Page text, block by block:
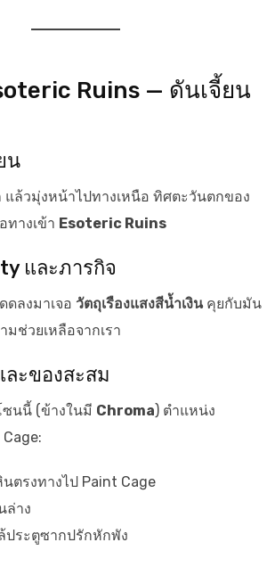
Ruins — ดันเจี้ยน
น
ล้วมุ่งหน้าไปทางเหนือ ทิศตะวันตกของ
ทางเข้า Esoteric Ruins
และภารกิจ
ดลงมาเจอ วัตถุเรืองแสงสีน้ำเงินคุยกับมัน
ช่วยเหลือจากเรา
ละของสะสม
ซนนี้ (ข้างในมี Chroma) ตำแหน่ง
ตรงทางไป Paint Cage
ล่าง
ประตูซากปรักหักพัง